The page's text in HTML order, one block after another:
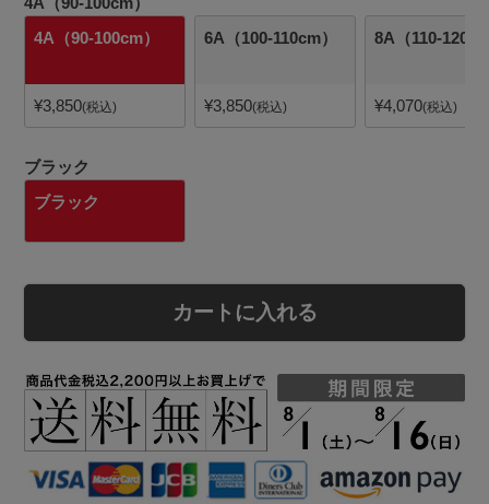
4A（90-100cm）
¥3,850 税込
6A（100-110cm）
¥3,850 税込
8A（110-
¥4,070 税込
ブラック
ブラック
カートに入れる